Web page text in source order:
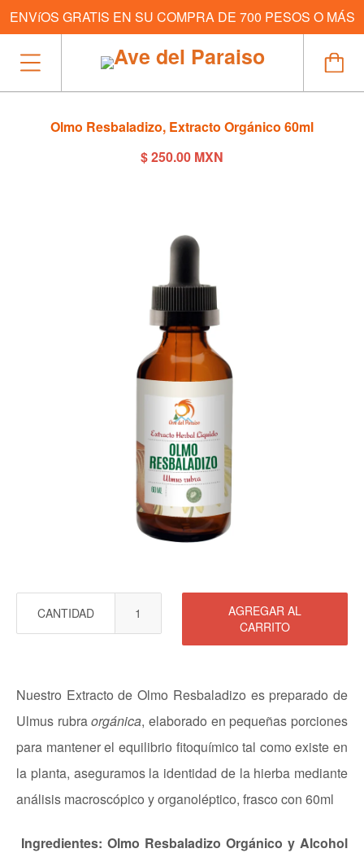
ENVíOS GRATIS EN SU COMPRA DE 700 PESOS O MÁS
Olmo Resbaladizo, Extracto Orgánico 60ml
$ 250.00 MXN
CANTIDAD
AGREGAR AL
CARRITO
Nuestro Extracto de Olmo Resbaladizo es preparado de
Ulmus rubraorgánica, elaborado en pequeñas porciones
para mantener el equilibrio fitoquímico tal como existe en
la planta, aseguramos la identidad de la hierba mediante
análisis macroscópico y organoléptico, frasco con 60ml
Ingredientes: Olmo Resbaladizo Orgánico y Alcohol